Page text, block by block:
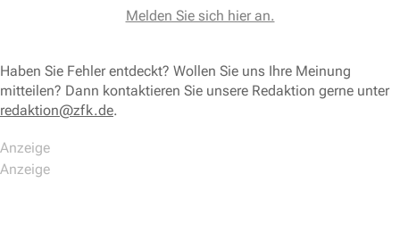
Melden Sie sich hier an.
Haben Sie Fehler entdeckt? Wollen Sie uns Ihre Meinung
mitteilen? Dann kontaktieren Sie unsere Redaktion gerne unter
redaktion@zfk.de.